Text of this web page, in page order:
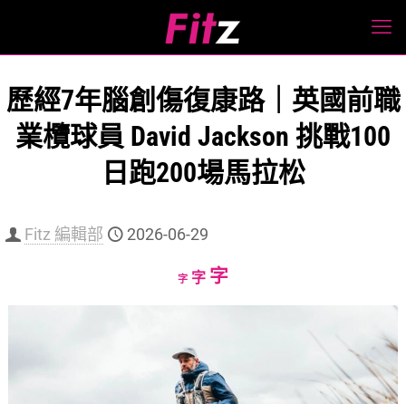
歷經7年腦創傷復康路｜英國前職
業欖球員 David Jackson 挑戰100
日跑200場馬拉松
Fitz 編輯部 2026-06-29
字Decrease
字Reset
字Increase